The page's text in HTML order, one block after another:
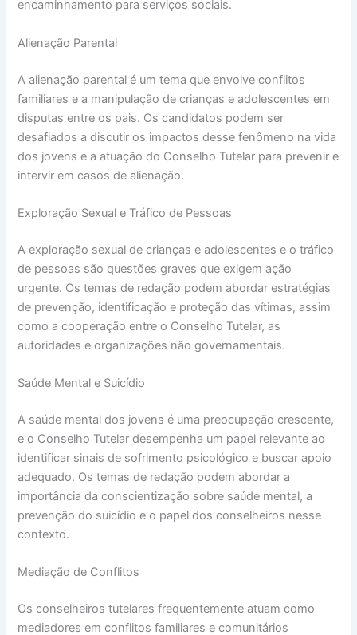
encaminhamento para serviços sociais.
Alienação Parental
A alienação parental é um tema que envolve conflitos
familiares e a manipulação de crianças e adolescentes em
disputas entre os pais. Os candidatos podem ser
desafiados a discutir os impactos desse fenômeno na vida
dos jovens e a atuação do Conselho Tutelar para prevenir e
intervir em casos de alienação.
Exploração Sexual e Tráfico de Pessoas
A exploração sexual de crianças e adolescentes e o tráfico
de pessoas são questões graves que exigem ação
urgente. Os temas de redação podem abordar estratégias
de prevenção, identificação e proteção das vítimas, assim
como a cooperação entre o Conselho Tutelar, as
autoridades e organizações não governamentais.
Saúde Mental e Suicídio
A saúde mental dos jovens é uma preocupação crescente,
e o Conselho Tutelar desempenha um papel relevante ao
identificar sinais de sofrimento psicológico e buscar apoio
adequado. Os temas de redação podem abordar a
importância da conscientização sobre saúde mental, a
prevenção do suicídio e o papel dos conselheiros nesse
contexto.
Mediação de Conflitos
Os conselheiros tutelares frequentemente atuam como
mediadores em conflitos familiares e comunitários